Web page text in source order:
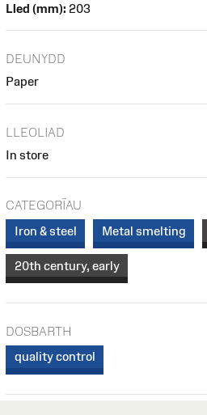
Lled (mm): 203
DEUNYDD
Paper
LLEOLIAD
In store
CATEGORÏAU
Iron & steel
Metal smelting
20th century, early
DOSBARTH
quality control